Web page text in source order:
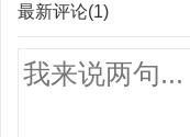
最新评论(1)